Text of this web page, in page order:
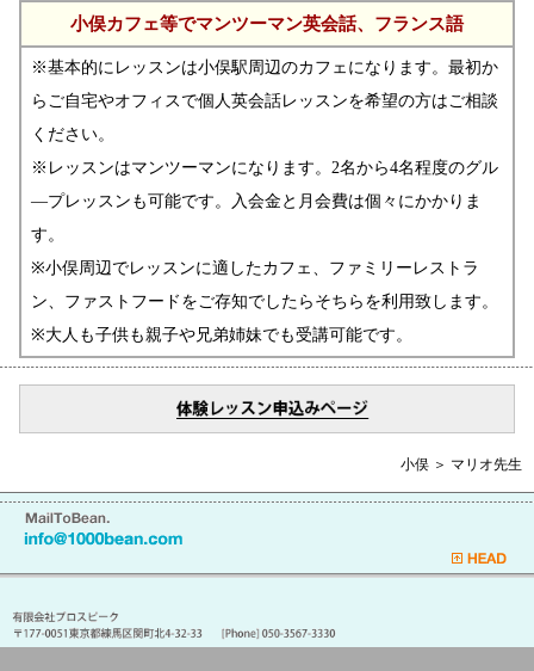
小俣カフェ等でマンツーマン英会話、フランス語
※基本的にレッスンは小俣駅周辺のカフェになります。最初か
らご自宅やオフィスで個人英会話レッスンを希望の方はご相談
ください。
※レッスンはマンツーマンになります。2名から4名程度のグル
―プレッスンも可能です。入会金と月会費は個々にかかりま
す。
※小俣周辺でレッスンに適したカフェ、ファミリーレストラ
ン、ファストフードをご存知でしたらそちらを利用致します。
※大人も子供も親子や兄弟姉妹でも受講可能です。
小俣 ＞ マリオ先生